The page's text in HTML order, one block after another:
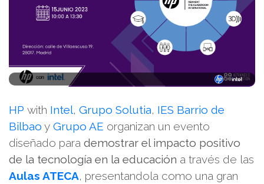
HP with Intel, Grupo Solutia, IES Barrio de
Bilbao y Grupo AE organizan un evento
diseñado para demostrar el impacto positivo
de la tecnología en la educación a través de las
Aulas ATECA, presentandola como una gran